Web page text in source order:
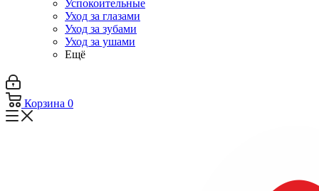
Успокоительные
Уход за глазами
Уход за зубами
Уход за ушами
Ещё
Корзина 0